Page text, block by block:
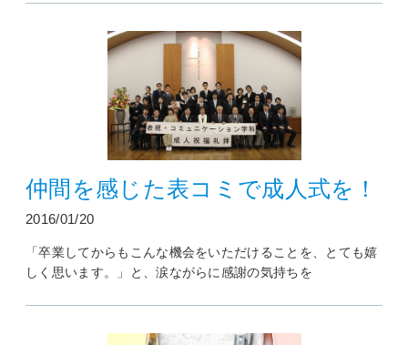
仲間を感じた表コミで成人式を！
2016/01/20
「卒業してからもこんな機会をいただけることを、とても嬉
しく思います。」と、涙ながらに感謝の気持ちを